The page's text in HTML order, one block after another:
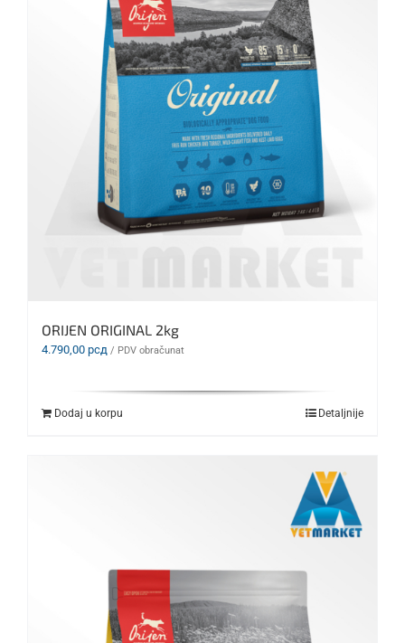
ORIJEN ORIGINAL 2kg
4.790,00 рсд / PDV obračunat
Dodaj u korpu Detaljnije